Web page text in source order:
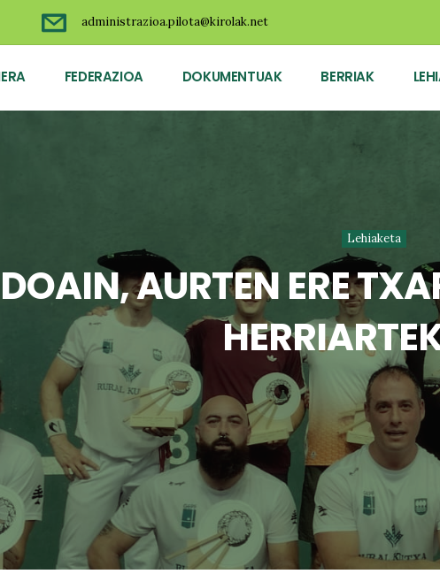
administrazioa.pilota@kirolak.net
FEDERAZIOA DOKUMENTUAK BERRIAK
Lehiaketa
AURTEN ERE